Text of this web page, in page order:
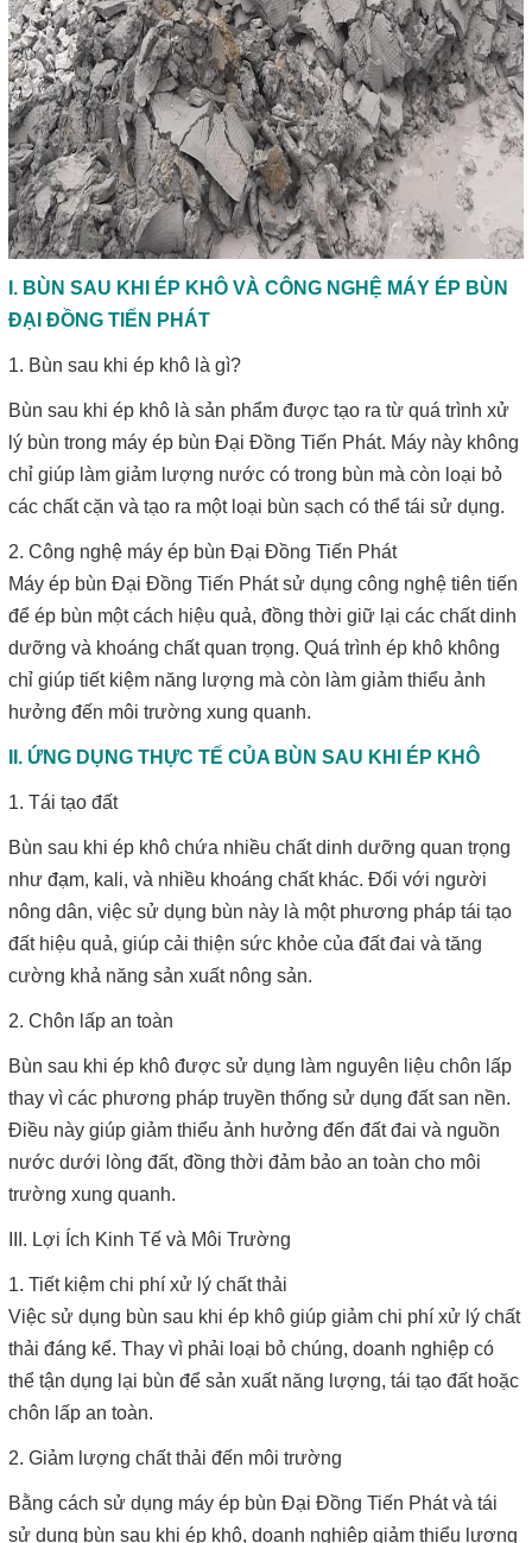
I. BÙN SAU KHI ÉP KHÔ VÀ CÔNG NGHỆ MÁY ÉP BÙN
ĐẠI ĐỒNG TIẾN PHÁT
1. Bùn sau khi ép khô là gì?
Bùn sau khi ép khô là sản phẩm được tạo ra từ quá trình xử
lý bùn trong máy ép bùn Đại Đồng Tiến Phát. Máy này không
chỉ giúp làm giảm lượng nước có trong bùn mà còn loại bỏ
các chất cặn và tạo ra một loại bùn sạch có thể tái sử dụng.
2. Công nghệ máy ép bùn Đại Đồng Tiến Phát
Máy ép bùn Đại Đồng Tiến Phát sử dụng công nghệ tiên tiến
để ép bùn một cách hiệu quả, đồng thời giữ lại các chất dinh
dưỡng và khoáng chất quan trọng. Quá trình ép khô không
chỉ giúp tiết kiệm năng lượng mà còn làm giảm thiểu ảnh
hưởng đến môi trường xung quanh.
II. ỨNG DỤNG THỰC TẾ CỦA BÙN SAU KHI ÉP KHÔ
1. Tái tạo đất
Bùn sau khi ép khô chứa nhiều chất dinh dưỡng quan trọng
như đạm, kali, và nhiều khoáng chất khác. Đối với người
nông dân, việc sử dụng bùn này là một phương pháp tái tạo
đất hiệu quả, giúp cải thiện sức khỏe của đất đai và tăng
cường khả năng sản xuất nông sản.
2. Chôn lấp an toàn
Bùn sau khi ép khô được sử dụng làm nguyên liệu chôn lấp
thay vì các phương pháp truyền thống sử dụng đất san nền.
Điều này giúp giảm thiểu ảnh hưởng đến đất đai và nguồn
nước dưới lòng đất, đồng thời đảm bảo an toàn cho môi
trường xung quanh.
III. Lợi Ích Kinh Tế và Môi Trường
1. Tiết kiệm chi phí xử lý chất thải
Việc sử dụng bùn sau khi ép khô giúp giảm chi phí xử lý chất
thải đáng kể. Thay vì phải loại bỏ chúng, doanh nghiệp có
thể tận dụng lại bùn để sản xuất năng lượng, tái tạo đất hoặc
chôn lấp an toàn.
2. Giảm lượng chất thải đến môi trường
Bằng cách sử dụng máy ép bùn Đại Đồng Tiến Phát và tái
sử dụng bùn sau khi ép khô, doanh nghiệp giảm thiểu lượng